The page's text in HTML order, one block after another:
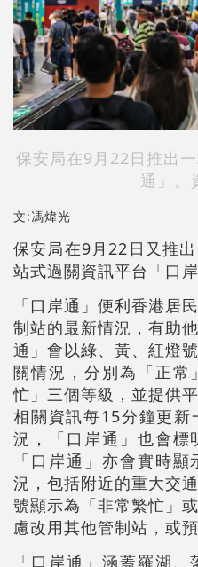
保安局在9月22日推出
通」。
文:馮煒光
保安局在9月22日又推
站式過關資訊平台「口岸
「口岸通」便利香港居
制站的最新情況，有助
通」會以綠、黃、紅燈
關情況，分別為「正常
忙」三個等級，並提供
相關資訊每15分鐘更
況，「口岸通」也會標
「口岸通」亦會實時
況，包括附近的重大交
號顯示為「非常繁忙」
慮改用其他管制站，或
「口岸通」涵蓋羅湖